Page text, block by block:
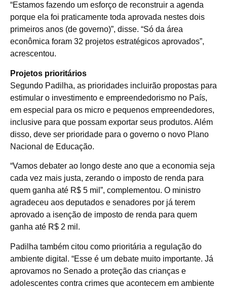
“Estamos fazendo um esforço de reconstruir a agenda
porque ela foi praticamente toda aprovada nestes dois
primeiros anos (de governo)”, disse. “Só da área
econômica foram 32 projetos estratégicos aprovados”,
acrescentou.
Projetos prioritários
Segundo Padilha, as prioridades incluirão propostas para
estimular o investimento e empreendedorismo no País,
em especial para os micro e pequenos empreendedores,
inclusive para que possam exportar seus produtos. Além
disso, deve ser prioridade para o governo o novo Plano
Nacional de Educação.
“Vamos debater ao longo deste ano que a economia seja
cada vez mais justa, zerando o imposto de renda para
quem ganha até R$ 5 mil”, complementou. O ministro
agradeceu aos deputados e senadores por já terem
aprovado a isenção de imposto de renda para quem
ganha até R$ 2 mil.
Padilha também citou como prioritária a regulação do
ambiente digital. “Esse é um debate muito importante. Já
aprovamos no Senado a proteção das crianças e
adolescentes contra crimes que acontecem em ambiente